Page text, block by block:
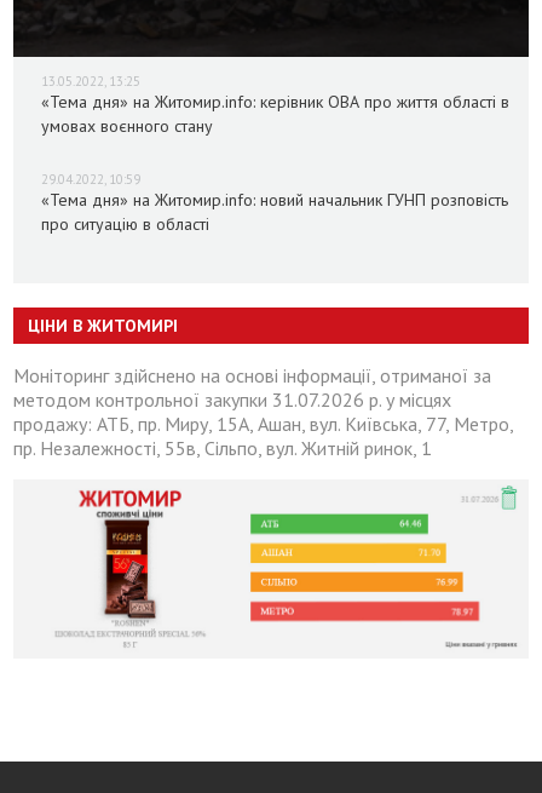
13.05.2022, 13:25
«Тема дня» на Житомир.info: керівник ОВА про життя області в
умовах воєнного стану
29.04.2022, 10:59
«Тема дня» на Житомир.info: новий начальник ГУНП розповість
про ситуацію в області
ЦІНИ В ЖИТОМИРІ
Моніторинг здійснено на основі інформації, отриманої за
методом контрольної закупки 31.07.2026 р. у місцях
продажу: АТБ, пр. Миру, 15А, Ашан, вул. Київська, 77, Метро,
пр. Незалежності, 55в, Сільпо, вул. Житній ринок, 1